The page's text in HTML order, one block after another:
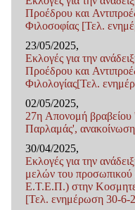
Προέδρου και
Φιλοσοφίας [Τελ.
23/05/2025,
Εκλογές για την
Προέδρου και
Φιλολογίας[Τελ.
02/05/2025,
27η Απονομή
Παρλαμάς',
30/04/2025,
Εκλογές για την
μελών του
Ε.Τ.Ε.Π.) στην
[Τελ. ενημέρωση 30-6-